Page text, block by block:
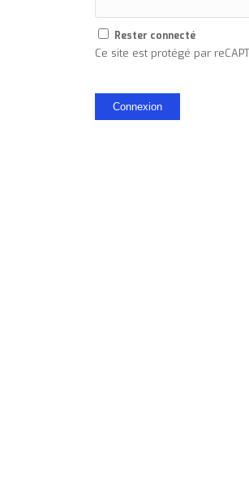
Rester connecté
Ce site est protégé par
Connexion